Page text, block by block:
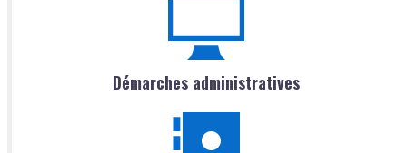
Démarches administratives